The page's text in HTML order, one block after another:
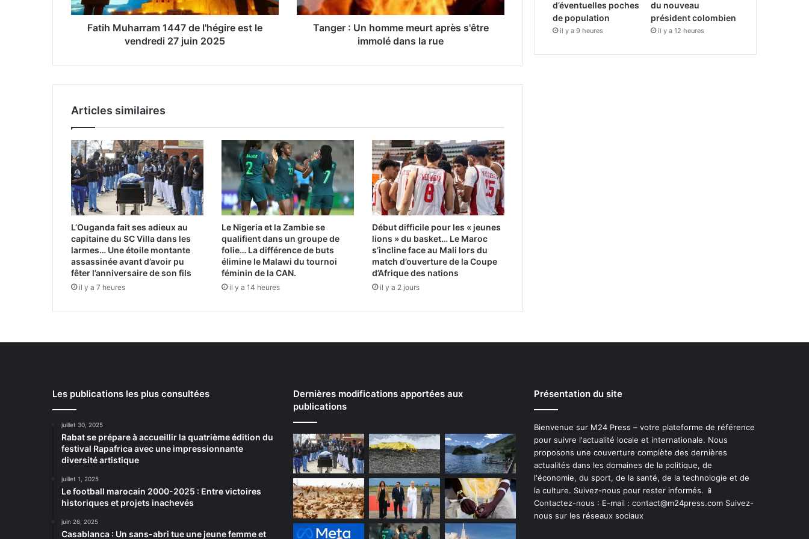
27
Fatih Muharram 1447 de l'hégire est le
vendredi 27 juin 2025
dans
Tanger : Un homme meurt après s'être
immolé dans la rue
Articles similaires
L’Ouganda fait ses adieux au
capitaine du SC Villa dans les
larmes… Une étoile montante
assassinée avant d’avoir pu
fêter l’anniversaire de son fils
il y a 7 heures
Le Nigeria et la Zambie se
qualifient dans un groupe de
folie… La différence de buts
élimine le Malawi du tournoi
féminin de la CAN.
il y a 14 heures
Début difficile pour les « jeunes
lions » du basket… Le Maroc
s’incline face au Mali lors du
match d’ouverture de la Coupe
d’Afrique des nations
il y a 2 jours
d’éventuelles poches
de population
il y a 9 heures
du nouveau
président colombien
il y a 12 heures
Les publications les plus consultées
juillet 30, 2025
Rabat se prépare à accueillir la quatrième édition du
festival Rapafrica avec une impressionnante
diversité artistique
juillet 1, 2025
Le football marocain 2000-2025 : Entre victoires
historiques et projets inachevés
juin 26, 2025
Casablanca : Un sans-abri tue une jeune femme et
Dernières modifications apportées aux
publications
Présentation du site
Bienvenue sur M24 Press – votre plateforme de référence
pour suivre l'actualité locale et internationale. Nous
proposons une couverture complète des dernières
actualités dans les domaines de la politique, de
l'économie, du sport, de la santé, de la technologie et de
la culture. Suivez-nous pour rester informés. 📱
Contactez-nous : E-mail : contact@m24press.comSuivez-
nous sur les réseaux sociaux